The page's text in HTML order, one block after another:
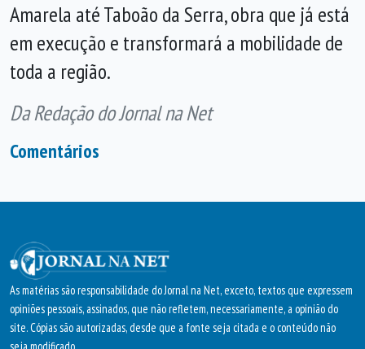
Amarela até Taboão da Serra, obra que já está
em execução e transformará a mobilidade de
toda a região.
Da Redação do Jornal na Net
Comentários
As matérias são responsabilidade do Jornal na Net, exceto, textos que expressem
opiniões pessoais, assinados, que não refletem, necessariamente, a opinião do
site. Cópias são autorizadas, desde que a fonte seja citada e o conteúdo não